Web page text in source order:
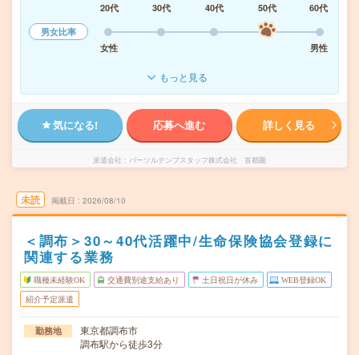
20代
30代 40代 50代
60代
男女比率
女性
男性
もっと見る
気になる! 応募へ進む 詳しく見る
派遣会社 パーソルテンプスタッフ株式会社 首都圏
未読 掲載日 2026/08/10
＜調布＞30～40代活躍中/生命保険協会登録に
関連する業務
職種未経験OK 交通費別途支給あり 土日祝日が休み WEB登録OK
紹介予定派遣
勤務地
東京都調布市
調布駅から徒歩3分